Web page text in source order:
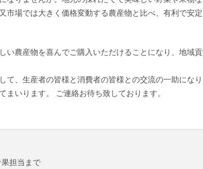
市場では大きく価格変動する農産物と比べ、有利で安
い農産物を喜んでご購入いただけることになり、地域
て、生産者の皆様と消費者の皆様との交流の一助にな
いります。 ご連絡お待ち致しております。
担当まで